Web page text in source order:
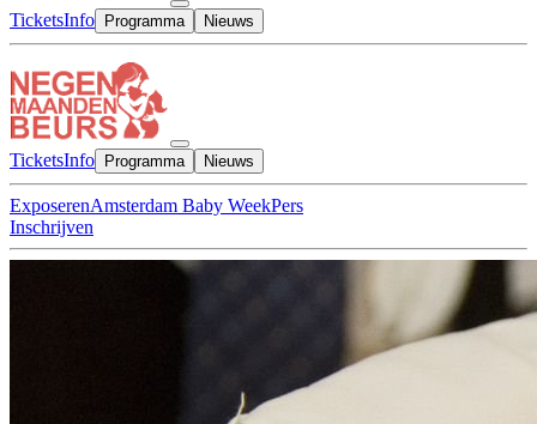
TicketsInfo Programma Nieuws
TicketsInfo Programma Nieuws
ExposerenAmsterdam Baby WeekPers
Inschrijven